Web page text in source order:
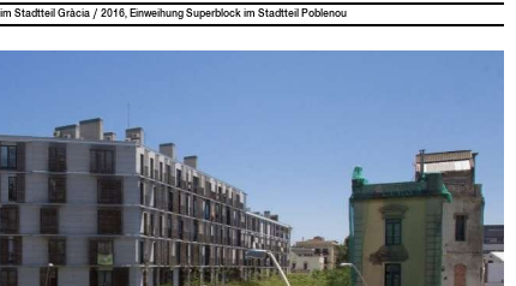
Stadt­teil Grà­cia / 2016, Ein­wei­hung Superblock im Stadt­teil Poblenou